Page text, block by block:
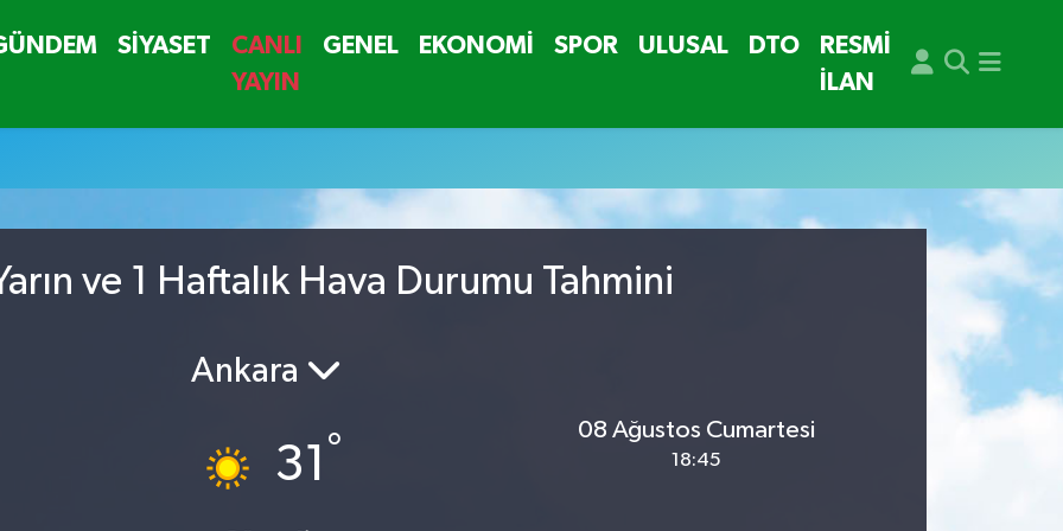
SİYASET
CANLI
YAYIN
GENEL EKONOMİ SPOR ULUSAL DTO
RESMİ
İLAN
ve 1 Haftalık Hava Durumu Tahmini
Ankara
31 °
08 Ağustos Cumartesi
18:45